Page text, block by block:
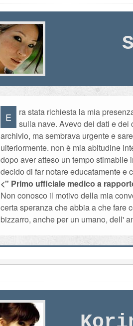
E
ra stata richiesta la mia
sulla nave. Avevo dei dati e
archivio, ma sembrava urgente e
ulteriormente. non è mia abitudine
dopo aver atteso un tempo
decido di far notare educatamente e
<" Primo ufficiale medico a
Non conosco il motivo della mia
certa speranza che abbia a che fare
bizzarro, anche per un umano, dell'